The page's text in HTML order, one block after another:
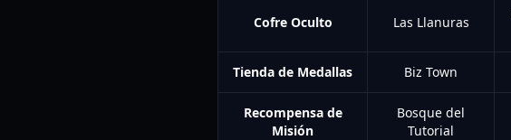
Cofre Oculto Las Llanuras
Tienda de Medallas Biz Town
Recompensa de
Misión
Bosque del
Tutorial